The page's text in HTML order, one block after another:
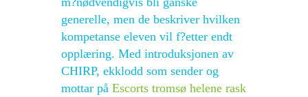
generelle, men de beskriver hvilken
kompetanse eleven vil f?etter endt
opplæring. Med introduksjonen av
CHIRP, ekklodd som sender og
mottar på Escorts tromsø helene rask